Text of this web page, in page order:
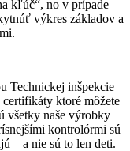
kľúč“, no v prípade
výkres základov a
Technickej inšpekcie
ktoré môžete
všetky naše výrobky
kontrolórmi sú
– a nie sú to len deti.